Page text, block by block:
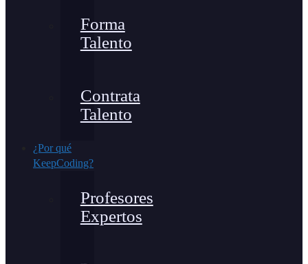
Forma
Talento
Contrata
Talento
¿Por qué
KeepCoding?
Profesores
Expertos